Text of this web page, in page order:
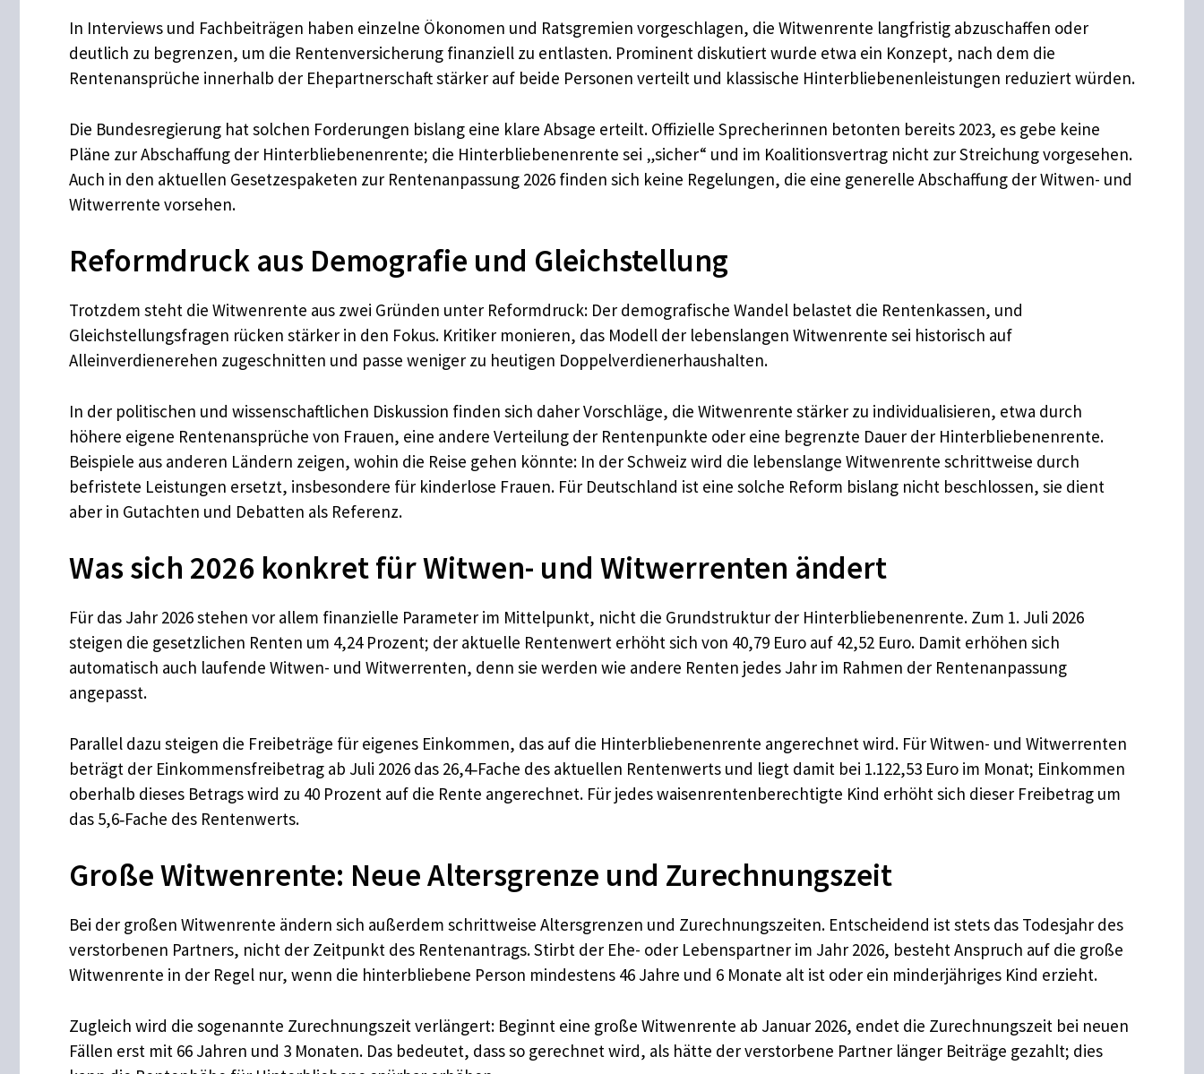
In Interviews und Fachbeiträgen haben einzelne Ökonomen und Ratsgremien vorgeschlagen, die Witwenrente langfristig abzuschaffen oder
deutlich zu begrenzen, um die Rentenversicherung finanziell zu entlasten. Prominent diskutiert wurde etwa ein Konzept, nach dem die
Rentenansprüche innerhalb der Ehepartnerschaft stärker auf beide Personen verteilt und klassische Hinterbliebenenleistungen reduziert würden.
Die Bundesregierung hat solchen Forderungen bislang eine klare Absage erteilt. Offizielle Sprecherinnen betonten bereits 2023, es gebe keine
Pläne zur Abschaffung der Hinterbliebenenrente; die Hinterbliebenenrente sei „sicher“ und im Koalitionsvertrag nicht zur Streichung vorgesehen.
Auch in den aktuellen Gesetzespaketen zur Rentenanpassung 2026 finden sich keine Regelungen, die eine generelle Abschaffung der Witwen- und
Witwerrente vorsehen.
Reformdruck aus Demografie und Gleichstellung
Trotzdem steht die Witwenrente aus zwei Gründen unter Reformdruck: Der demografische Wandel belastet die Rentenkassen, und
Gleichstellungsfragen rücken stärker in den Fokus. Kritiker monieren, das Modell der lebenslangen Witwenrente sei historisch auf
Alleinverdienerehen zugeschnitten und passe weniger zu heutigen Doppelverdienerhaushalten.
In der politischen und wissenschaftlichen Diskussion finden sich daher Vorschläge, die Witwenrente stärker zu individualisieren, etwa durch
höhere eigene Rentenansprüche von Frauen, eine andere Verteilung der Rentenpunkte oder eine begrenzte Dauer der Hinterbliebenenrente.
Beispiele aus anderen Ländern zeigen, wohin die Reise gehen könnte: In der Schweiz wird die lebenslange Witwenrente schrittweise durch
befristete Leistungen ersetzt, insbesondere für kinderlose Frauen. Für Deutschland ist eine solche Reform bislang nicht beschlossen, sie dient
aber in Gutachten und Debatten als Referenz.
Was sich 2026 konkret für Witwen- und Witwerrenten ändert
Für das Jahr 2026 stehen vor allem finanzielle Parameter im Mittelpunkt, nicht die Grundstruktur der Hinterbliebenenrente. Zum 1. Juli 2026
steigen die gesetzlichen Renten um 4,24 Prozent; der aktuelle Rentenwert erhöht sich von 40,79 Euro auf 42,52 Euro. Damit erhöhen sich
automatisch auch laufende Witwen- und Witwerrenten, denn sie werden wie andere Renten jedes Jahr im Rahmen der Rentenanpassung
angepasst.
Parallel dazu steigen die Freibeträge für eigenes Einkommen, das auf die Hinterbliebenenrente angerechnet wird. Für Witwen- und Witwerrenten
beträgt der Einkommensfreibetrag ab Juli 2026 das 26,4‑Fache des aktuellen Rentenwerts und liegt damit bei 1.122,53 Euro im Monat; Einkommen
oberhalb dieses Betrags wird zu 40 Prozent auf die Rente angerechnet. Für jedes waisenrentenberechtigte Kind erhöht sich dieser Freibetrag um
das 5,6‑Fache des Rentenwerts.
Große Witwenrente: Neue Altersgrenze und Zurechnungszeit
Bei der großen Witwenrente ändern sich außerdem schrittweise Altersgrenzen und Zurechnungszeiten. Entscheidend ist stets das Todesjahr des
verstorbenen Partners, nicht der Zeitpunkt des Rentenantrags. Stirbt der Ehe- oder Lebenspartner im Jahr 2026, besteht Anspruch auf die große
Witwenrente in der Regel nur, wenn die hinterbliebene Person mindestens 46 Jahre und 6 Monate alt ist oder ein minderjähriges Kind erzieht.
Zugleich wird die sogenannte Zurechnungszeit verlängert: Beginnt eine große Witwenrente ab Januar 2026, endet die Zurechnungszeit bei neuen
Fällen erst mit 66 Jahren und 3 Monaten. Das bedeutet, dass so gerechnet wird, als hätte der verstorbene Partner länger Beiträge gezahlt; dies